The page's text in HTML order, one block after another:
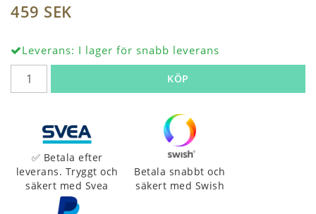
459 SEK
Leverans: I lager för snabb leverans
KÖP
✅ Betala efter
leverans. Tryggt och
säkert med Svea
Betala snabbt och
säkert med Swish